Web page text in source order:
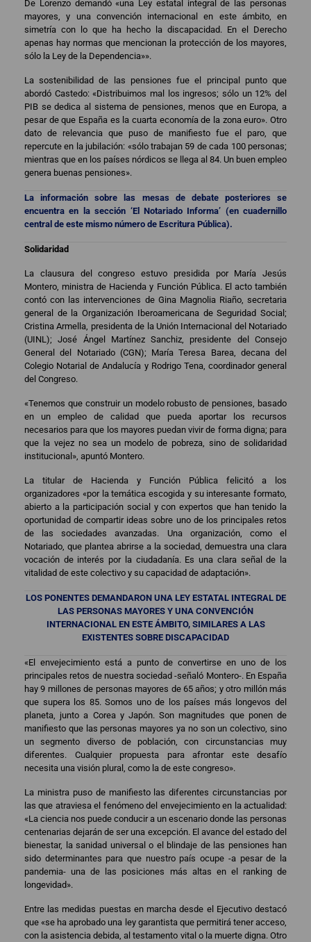
De Lorenzo demandó «una Ley estatal integral de las personas
mayores, y una convención internacional en este ámbito, en
simetría con lo que ha hecho la discapacidad. En el Derecho
apenas hay normas que mencionan la protección de los mayores,
sólo la Ley de la Dependencia»».
La sostenibilidad de las pensiones fue el principal punto que
abordó Castedo: «Distribuimos mal los ingresos; sólo un 12% del
PIB se dedica al sistema de pensiones, menos que en Europa, a
pesar de que España es la cuarta economía de la zona euro». Otro
dato de relevancia que puso de manifiesto fue el paro, que
repercute en la jubilación: «sólo trabajan 59 de cada 100 personas;
mientras que en los países nórdicos se llega al 84. Un buen empleo
genera buenas pensiones».
La información sobre las mesas de debate posteriores se
encuentra en la sección ‘El Notariado Informa’ (en cuadernillo
central de este mismo número de Escritura Pública).
Solidaridad
La clausura del congreso estuvo presidida por María Jesús
Montero, ministra de Hacienda y Función Pública. El acto también
contó con las intervenciones de Gina Magnolia Riaño, secretaria
general de la Organización Iberoamericana de Seguridad Social;
Cristina Armella, presidenta de la Unión Internacional del Notariado
(UINL); José Ángel Martínez Sanchiz, presidente del Consejo
General del Notariado (CGN); María Teresa Barea, decana del
Colegio Notarial de Andalucía y Rodrigo Tena, coordinador general
del Congreso.
«Tenemos que construir un modelo robusto de pensiones, basado
en un empleo de calidad que pueda aportar los recursos
necesarios para que los mayores puedan vivir de forma digna; para
que la vejez no sea un modelo de pobreza, sino de solidaridad
institucional», apuntó Montero.
La titular de Hacienda y Función Pública felicitó a los
organizadores «por la temática escogida y su interesante formato,
abierto a la participación social y con expertos que han tenido la
oportunidad de compartir ideas sobre uno de los principales retos
de las sociedades avanzadas. Una organización, como el
Notariado, que plantea abrirse a la sociedad, demuestra una clara
vocación de interés por la ciudadanía. Es una clara señal de la
vitalidad de este colectivo y su capacidad de adaptación».
LOS PONENTES DEMANDARON UNA LEY ESTATAL INTEGRAL DE
LAS PERSONAS MAYORES Y UNA CONVENCIÓN
INTERNACIONAL EN ESTE ÁMBITO, SIMILARES A LAS
EXISTENTES SOBRE DISCAPACIDAD
«El envejecimiento está a punto de convertirse en uno de los
principales retos de nuestra sociedad -señaló Montero-. En España
hay 9 millones de personas mayores de 65 años; y otro millón más
que supera los 85. Somos uno de los países más longevos del
planeta, junto a Corea y Japón. Son magnitudes que ponen de
manifiesto que las personas mayores ya no son un colectivo, sino
un segmento diverso de población, con circunstancias muy
diferentes. Cualquier propuesta para afrontar este desafío
necesita una visión plural, como la de este congreso».
La ministra puso de manifiesto las diferentes circunstancias por
las que atraviesa el fenómeno del envejecimiento en la actualidad:
«La ciencia nos puede conducir a un escenario donde las personas
centenarias dejarán de ser una excepción. El avance del estado del
bienestar, la sanidad universal o el blindaje de las pensiones han
sido determinantes para que nuestro país ocupe -a pesar de la
pandemia- una de las posiciones más altas en el ranking de
longevidad».
Entre las medidas puestas en marcha desde el Ejecutivo destacó
que «se ha aprobado una ley garantista que permitirá tener acceso,
con la asistencia debida, al testamento vital o la muerte digna. Otro